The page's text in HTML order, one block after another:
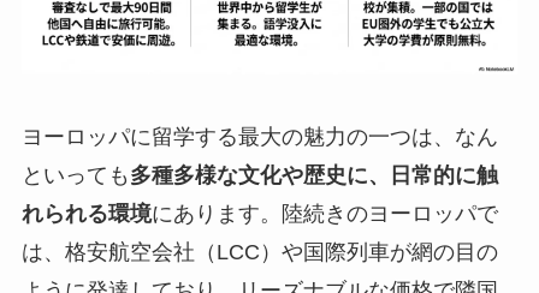
ヨーロッパに留学する最大の魅力の一つは、なん
といっても 多種多様な文化や歴史に、日常的に触
れられる環境にあります。陸続きのヨーロッパで
は、格安航空会社（LCC）や国際列車が網の目の